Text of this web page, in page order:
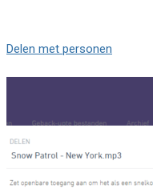
Delen met personen